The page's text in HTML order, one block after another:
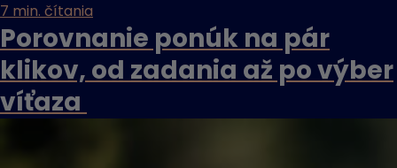
7 min. čítania
Porovnanie ponúk na pár
klikov, od zadania až po výber
víťaza